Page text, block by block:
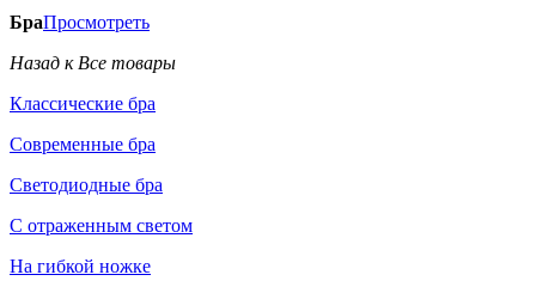
БраПросмотреть
Назад к Все товары
Классические бра
Современные бра
Светодиодные бра
С отраженным светом
На гибкой ножке